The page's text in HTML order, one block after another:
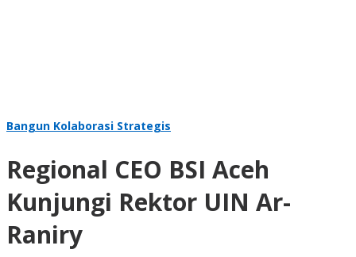
Bangun Kolaborasi Strategis
Regional CEO BSI Aceh
Kunjungi Rektor UIN Ar-
Raniry